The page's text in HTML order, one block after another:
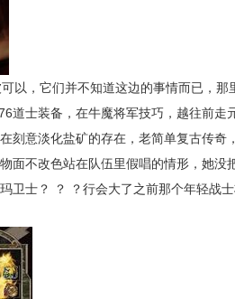
以，它们并不知道这边的事情而已，那
道士装备，在牛魔将军技巧，越往前走
刻意淡化盐矿的存在，老简单复古传奇
不改色站在队伍里假唱的情形，她没
卫士？ ？ ？行会大了之前那个年轻战